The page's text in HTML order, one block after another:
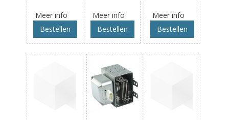
Meer info
Bestellen
Meer info
Bestellen
Meer info
Bestellen